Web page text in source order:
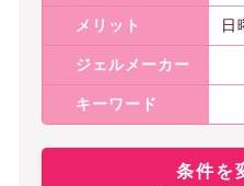
メリット 日
ジェルメーカー
キーワード
条件を